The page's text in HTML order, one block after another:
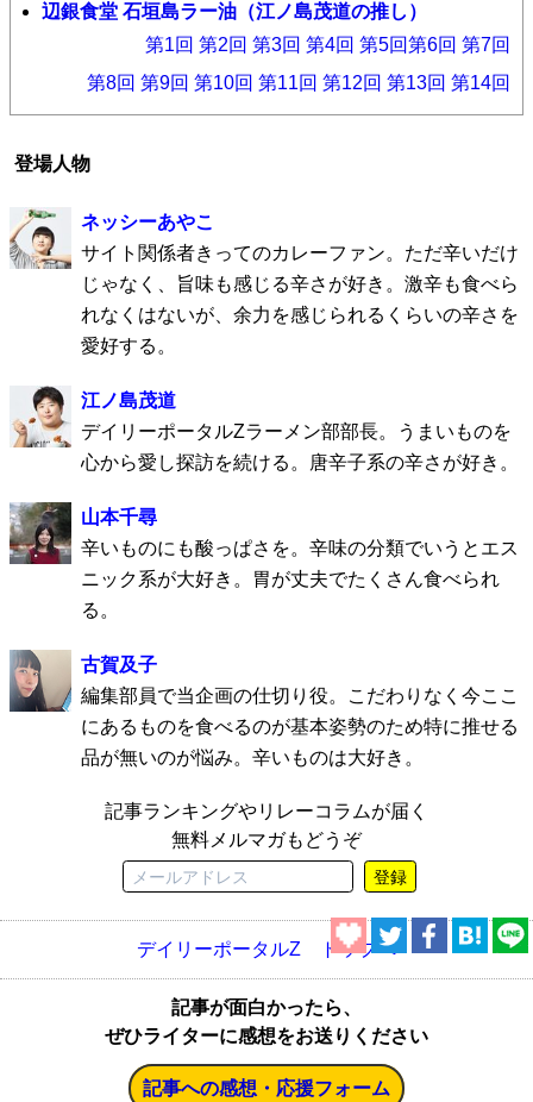
辺銀食堂 石垣島ラー油（江ノ島茂道の推し）
第1回 第2回 第3回 第4回 第5回第6回 第7回
第8回 第9回 第10回 第11回 第12回 第13回 第14回
登場人物
ネッシーあやこ
サイト関係者きってのカレーファン。ただ辛いだけ
じゃなく、旨味も感じる辛さが好き。激辛も食べら
れなくはないが、余力を感じられるくらいの辛さを
愛好する。
江ノ島茂道
デイリーポータルZラーメン部部長。うまいものを
心から愛し探訪を続ける。唐辛子系の辛さが好き。
山本千尋
辛いものにも酸っぱさを。辛味の分類でいうとエス
ニック系が大好き。胃が丈夫でたくさん食べられ
る。
古賀及子
編集部員で当企画の仕切り役。こだわりなく今ここ
にあるものを食べるのが基本姿勢のため特に推せる
品が無いのが悩み。辛いものは大好き。
記事ランキングやリレーコラムが届く
無料メルマガもどうぞ
登録
デイリーポータルZ トップへ
記事が面白かったら、
ぜひライターに感想をお送りください
記事への感想・応援フォーム